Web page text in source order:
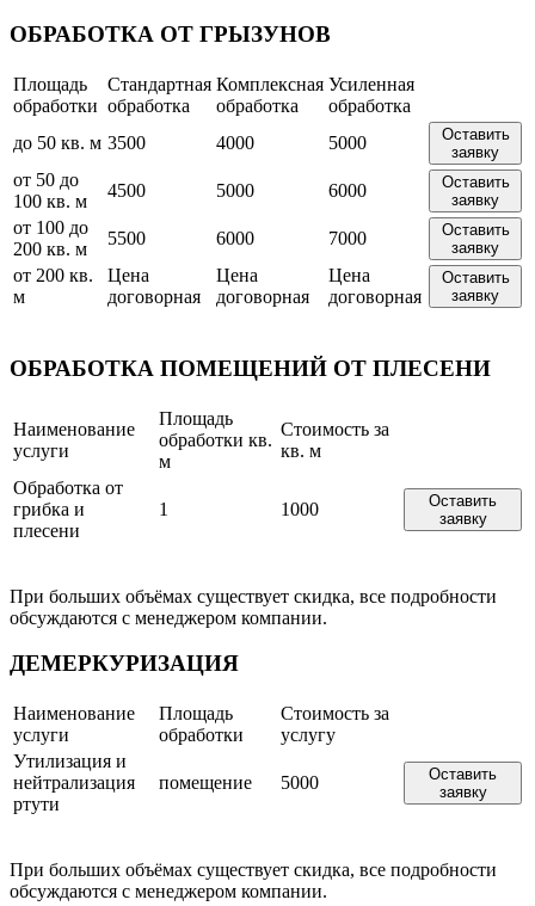
ОБРАБОТКА ОТ ГРЫЗУНОВ
Площадь
обработки
Стандартная
обработка
Комплексная
обработка
Усиленная
обработка
до 50 кв. м 3500 4000 5000
Оставить
заявку
от 50 до
100 кв. м
4500 5000 6000
Оставить
заявку
от 100 до
200 кв. м
5500 6000 7000
Оставить
заявку
от 200 кв.
м
Цена
договорная
Цена
договорная
Цена
договорная
Оставить
заявку
ОБРАБОТКА ПОМЕЩЕНИЙ ОТ ПЛЕСЕНИ
Наименование
услуги
Площадь
обработки кв.
м
Стоимость за
кв. м
Обработка от
грибка и
плесени
1 1000
Оставить
заявку
При больших объёмах существует скидка, все подробности
обсуждаются с менеджером компании.
ДЕМЕРКУРИЗАЦИЯ
Наименование
услуги
Площадь
обработки
Стоимость за
услугу
Утилизация и
нейтрализация
ртути
помещение 5000
Оставить
заявку
При больших объёмах существует скидка, все подробности
обсуждаются с менеджером компании.